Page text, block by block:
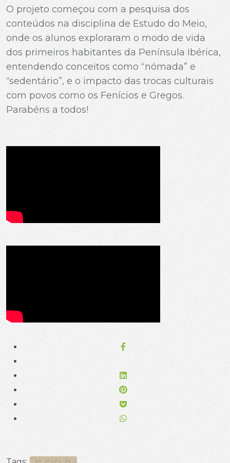
O projeto começou com a pesquisa dos
conteúdos na disciplina de Estudo do Meio,
onde os alunos exploraram o modo de vida
dos primeiros habitantes da Península Ibérica,
entendendo conceitos como “nómada” e
“sedentário”, e o impacto das trocas culturais
com povos como os Fenícios e Gregos.
Parabéns a todos!